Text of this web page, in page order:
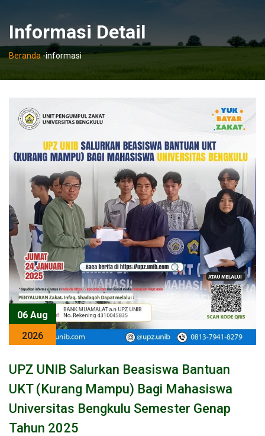
Informasi Detail
Beranda-informasi
06 Aug
2026
UPZ UNIB Salurkan Beasiswa Bantuan
UKT (Kurang Mampu) Bagi Mahasiswa
Universitas Bengkulu Semester Genap
Tahun 2025